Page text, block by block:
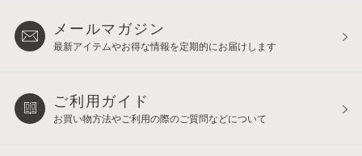
メールマガジン
最新アイテムやお得な情報を定期的にお届けします
ご利用ガイド
お買い物方法やご利用の際のご質問などについて